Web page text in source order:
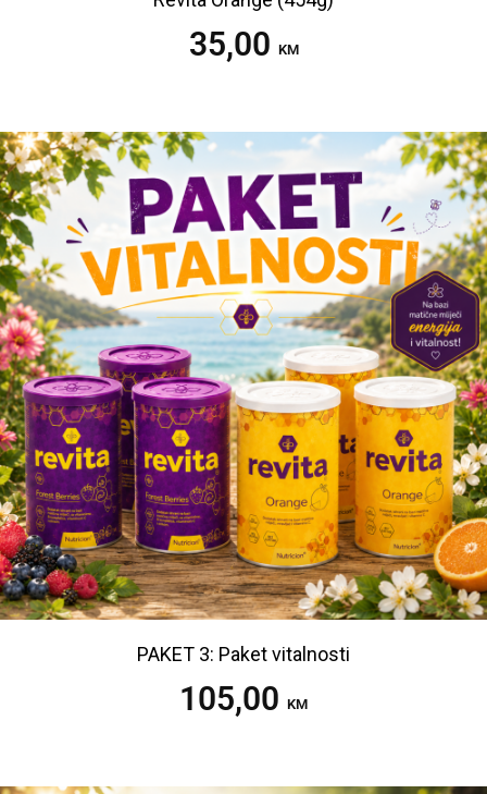
35,00 KM
PAKET 3: Paket vitalnosti
105,00 KM